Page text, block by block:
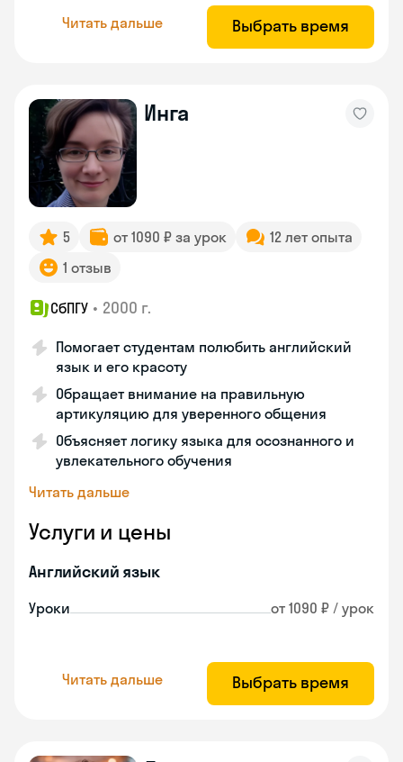
Читать дальше Выбрать время
Инга
5 от 1090 ₽ за урок
12 лет опыта
1 отзыв
СбПГУ • 2000 г.
Помогает студентам полюбить английский
язык и его красоту
Обращает внимание на правильную
артикуляцию для уверенного общения
Объясняет логику языка для осознанного и
увлекательного обучения
Читать дальше
Услуги и цены
Английский язык
Уроки от 1090 ₽ / урок
Читать дальше Выбрать время